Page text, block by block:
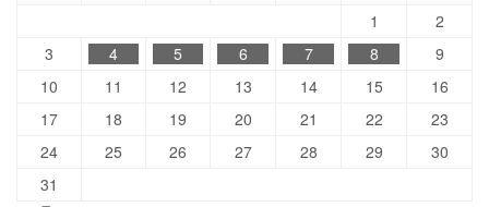
1
2
3
4 5 6 7 8
9
10
11 12 13 14 15
16
17
18 19 20 21 22
23
24
25 26 27 28 29
30
31